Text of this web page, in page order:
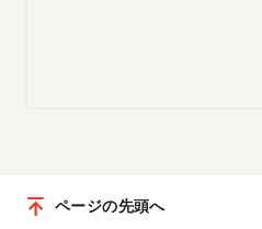
ページの先頭へ